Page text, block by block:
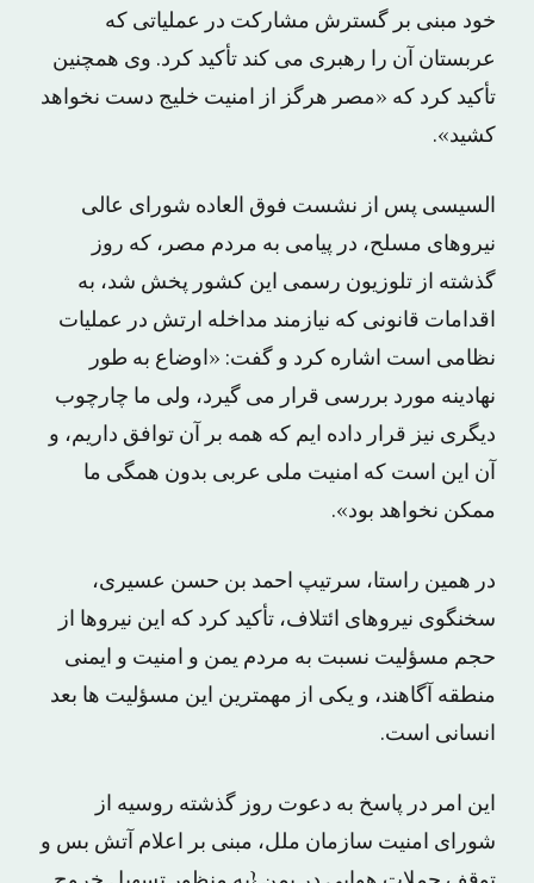
خود مبنی بر گسترش مشارکت در عملیاتی که
عربستان آن را رهبری می کند تأکید کرد. وی همچنین
تأکید کرد که «مصر هرگز از امنیت خلیج دست نخواهد
کشید».
السیسی پس از نشست فوق العاده شورای عالی
نیروهای مسلح، در پیامی به مردم مصر، که روز
گذشته از تلوزیون رسمی این کشور پخش شد، به
اقدامات قانونی که نیازمند مداخله ارتش در عملیات
نظامی است اشاره کرد و گفت: «اوضاع به طور
نهادینه مورد بررسی قرار می گیرد، ولی ما چارچوب
دیگری نیز قرار داده ایم که همه بر آن توافق داریم، و
آن این است که امنیت ملی عربی بدون همگی ما
ممکن نخواهد بود».
در همین راستا، سرتیپ احمد بن حسن عسیری،
سخنگوی نیروهای ائتلاف، تأکید کرد که این نیروها از
حجم مسؤلیت نسبت به مردم یمن و امنیت و ایمنی
منطقه آگاهند، و یکی از مهمترین این مسؤلیت ها بعد
انسانی است.
این امر در پاسخ به دعوت روز گذشته روسیه از
شورای امنیت سازمان ملل، مبنی بر اعلام آتش بس و